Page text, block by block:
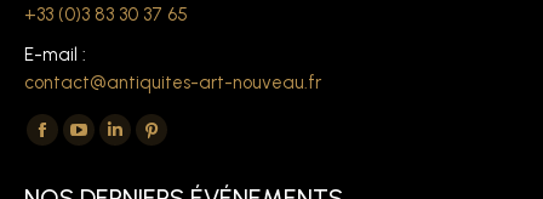
+33 (0)3 83 30 37 65
E-mail :
contact@antiquites-art-nouveau.fr
Trouvez nous sur :
La
La
La
La